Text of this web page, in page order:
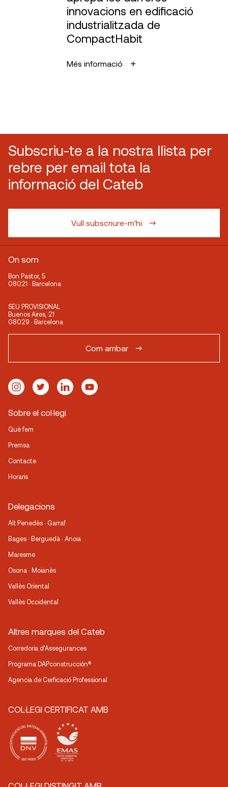
innovacions en edificació
industrialitzada de
CompactHabit
Més informació
Subscriu-te a la nostra llista per
rebre per email tota la
informació del Cateb
Vull subscriure-m'hi
On som
Bon Pastor, 5
08021 · Barcelona
SEU PROVISIONAL
Buenos Aires, 21
08029 · Barcelona
Com arribar
Sobre el col·legi
Què fem
Premsa
Contacte
Horaris
Delegacions
Alt Penedès · Garraf
Bages · Berguedà · Anoia
Maresme
Osona · Moianès
Vallès Oriental
Vallès Occidental
Altres marques del Cateb
Corredoria d’Assegurances
Programa DAPconstrucción®
Agencia de Cerficació Professional
COL·LEGI CERTIFICAT AMB